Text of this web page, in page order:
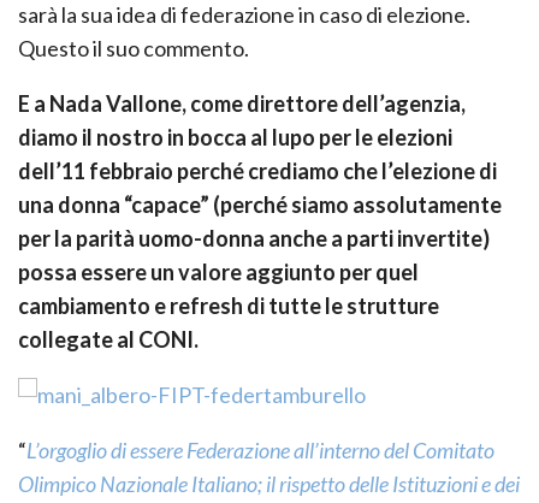
sarà la sua idea di federazione in caso di elezione.
Questo il suo commento.
E a Nada Vallone, come direttore dell’agenzia,
diamo il nostro in bocca al lupo per le elezioni
dell’11 febbraio perché crediamo che l’elezione di
una donna “capace” (perché siamo assolutamente
per la parità uomo-donna anche a parti invertite)
possa essere un valore aggiunto per quel
cambiamento e refresh di tutte le strutture
collegate al CONI.
“L’orgoglio di essere Federazione all’interno del Comitato
Olimpico Nazionale Italiano; il rispetto delle Istituzioni e dei